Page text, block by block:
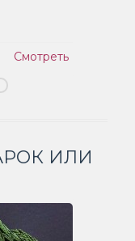
Смотреть
ИЛИ